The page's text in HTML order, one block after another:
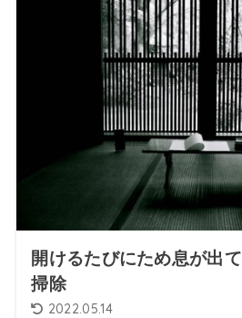
開けるたびにため息が出
掃除
2022.05.14